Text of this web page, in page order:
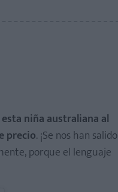
niña australiana al
precio. ¡Se nos han salido
porque el lenguaje